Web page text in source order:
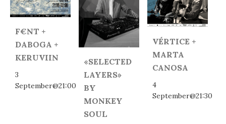
F€NT +
DABOGA +
KERUVIIN
3
September@21:00
«SELECTED
LAYERS»
BY
MONKEY
SOUL
VÉRTICE +
MARTA
CANOSA
4
September@21:30